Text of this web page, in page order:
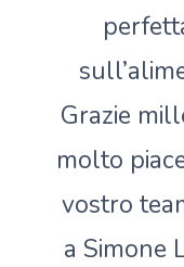
Grazie
molto
vostro
a Simone